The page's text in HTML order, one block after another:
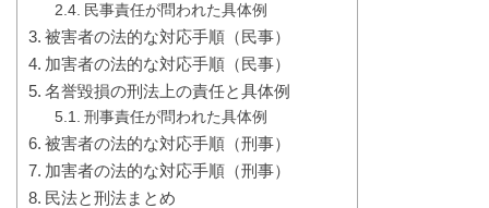
民事責任が問われた具体例
被害者の法的な対応手順（民事）
加害者の法的な対応手順（民事）
名誉毀損の刑法上の責任と具体例
刑事責任が問われた具体例
被害者の法的な対応手順（刑事）
加害者の法的な対応手順（刑事）
民法と刑法まとめ